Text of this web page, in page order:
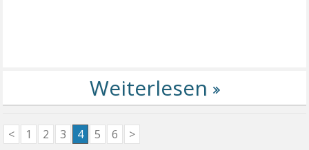
< 1 2 3 4 5 6 >